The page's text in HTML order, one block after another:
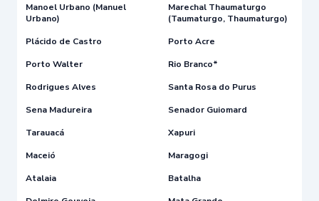
Manoel Urbano (Manuel
Urbano)
Marechal Thaumaturgo
(Taumaturgo, Thaumaturgo)
Plácido de Castro
Porto Acre
Porto Walter
Rio Branco*
Rodrigues Alves
Santa Rosa do Purus
Sena Madureira
Senador Guiomard
Tarauacá
Xapuri
Maceió
Maragogi
Atalaia
Batalha